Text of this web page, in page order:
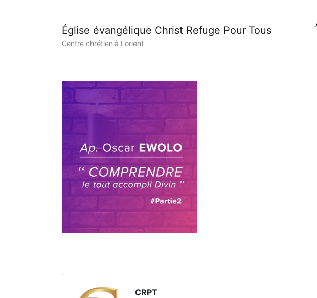
Église évangélique Christ Refuge Pour Tous
Centre chrétien à Lorient
CRPT